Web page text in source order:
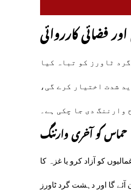
اور فضائی کارروائی
کی ویب سائٹ پر ایک ویڈیو بیان میں کہا کہ دو دن میں 50 دہشت گرد ٹاورز کو تباہ کیا
شدت اختیار کرے گی،
وارننگ دی جا چکی ہے۔
حماس کو آخری وارننگ
کو آزاد کرو یا غزہ کا
گا اور دہشت گرد ٹاورز